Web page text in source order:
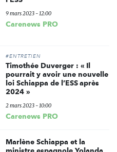
9 mars 2023 - 12:00
Carenews PRO
#ENTRETIEN
Timothée Duverger : « Il
pourrait y avoir une nouvelle
loi Schiappa de l’ESS après
2024 »
2 mars 2023 - 10:00
Carenews PRO
Marlène Schiappa et la